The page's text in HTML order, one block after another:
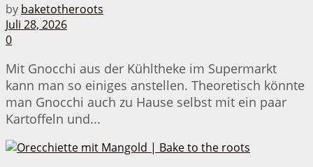
by baketotheroots
Juli 28, 2026
0
Mit Gnocchi aus der Kühltheke im Supermarkt
kann man so einiges anstellen. Theoretisch könnte
man Gnocchi auch zu Hause selbst mit ein paar
Kartoffeln und...